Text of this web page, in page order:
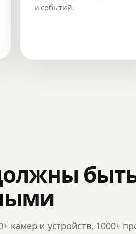
и событий.
камер и устройств, 1000+